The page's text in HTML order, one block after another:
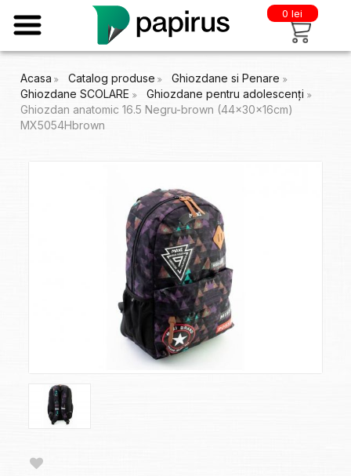
0 lei
Acasa Catalog produse
Ghiozdane si Penare
Ghiozdane SCOLARE
Ghiozdane pentru adolescenți
Ghiozdan anatomic 16.5 Negru-brown (44x30x16cm)
MX5054Hbrown